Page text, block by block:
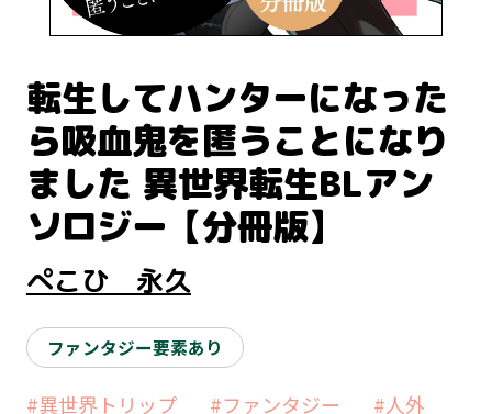
転生してハンターになった
ら吸血鬼を匿うことになり
ました 異世界転生BLアン
ソロジー【分冊版】
ぺこひ 永久
ファンタジー要素あり
#異世界トリップ #ファンタジー
#人外